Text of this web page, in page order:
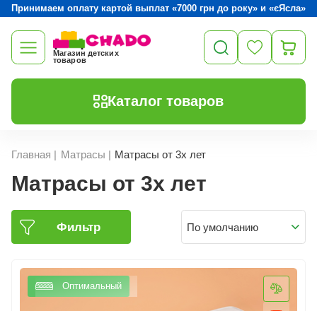
Принимаем оплату картой выплат «7000 грн до року» и «єЯсла»
Магазин детских
товаров
Каталог товаров
Главная | Матрасы | Матрасы от 3х лет
Матрасы от 3х лет
Фильтр По умолчанию
Оптимальный